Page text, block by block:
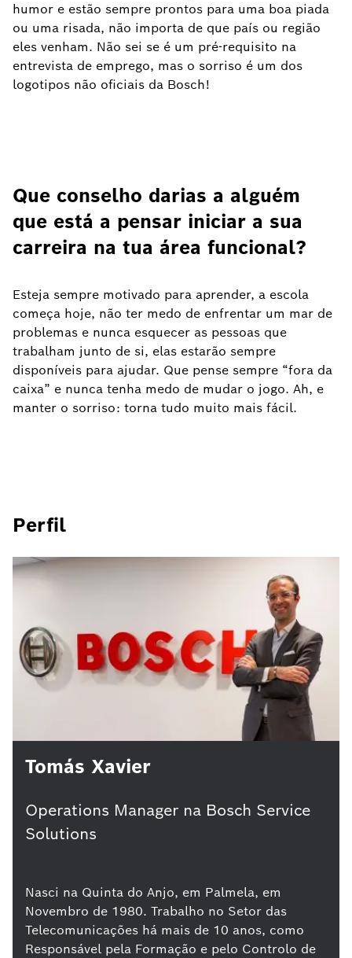
humor e estão sempre prontos para uma boa piada
ou uma risada, não importa de que país ou região
eles venham. Não sei se é um pré-requisito na
entrevista de emprego, mas o sorriso é um dos
logotipos não oficiais da Bosch!
Que conselho darias a alguém
que está a pensar iniciar a sua
carreira na tua área funcional?
Esteja sempre motivado para aprender, a escola
começa hoje, não ter medo de enfrentar um mar de
problemas e nunca esquecer as pessoas que
trabalham junto de si, elas estarão sempre
disponíveis para ajudar. Que pense sempre “fora da
caixa” e nunca tenha medo de mudar o jogo. Ah, e
manter o sorriso: torna tudo muito mais fácil.
Perfil
Tomás Xavier
Operations Manager na Bosch Service
Solutions
Nasci na Quinta do Anjo, em Palmela, em
Novembro de 1980. Trabalho no Setor das
Telecomunicações há mais de 10 anos, como
Responsável pela Formação e pelo Controlo de